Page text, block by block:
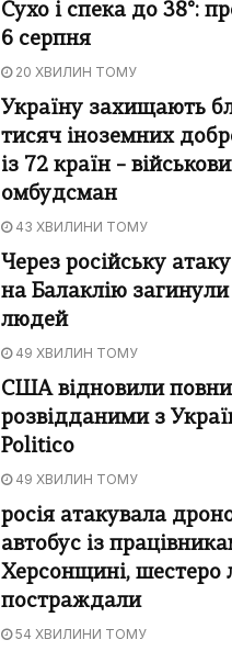
Сухо і спека до 38°:
6 серпня
20 ХВИЛИН ТОМУ
Україну захищають
тисяч іноземних
із 72 країн –
омбудсман
43 ХВИЛИНИ ТОМУ
Через російську
на Балаклію загинули
людей
49 ХВИЛИН ТОМУ
США відновили
розвідданими з
Politico
49 ХВИЛИН ТОМУ
росія атакувала
автобус із
Херсонщині, шестеро
постраждали
54 ХВИЛИНИ ТОМУ